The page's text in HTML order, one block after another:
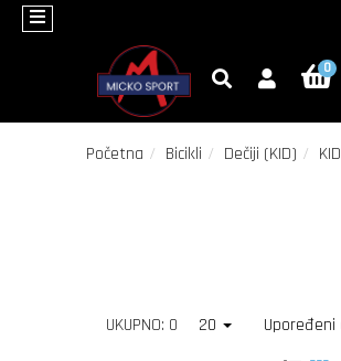
0
Oprema
Početna Bicikli Dečiji (KID) KID
UKUPNO: 0 20